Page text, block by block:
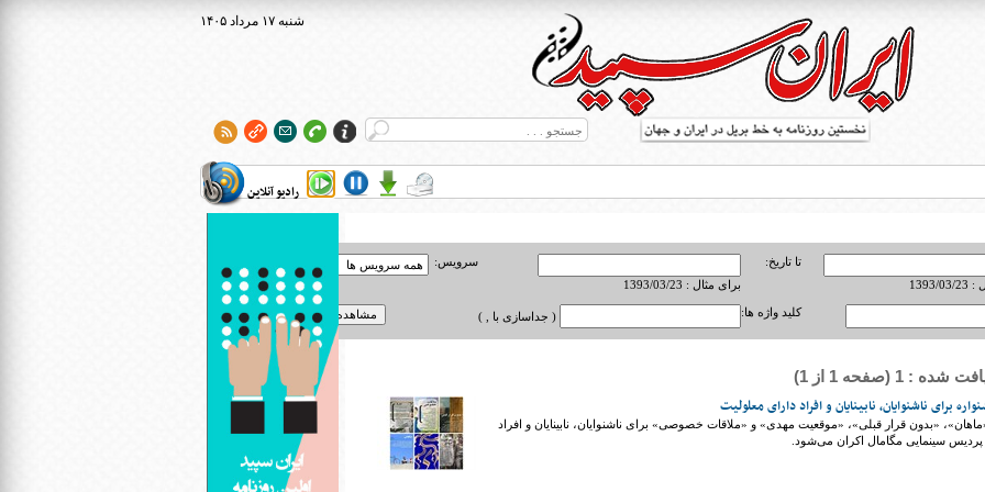
۱۴۰۵ شنبه ۱۷ مرداد
رادیو آنلاین
بریل در جهان
23
تا تاریخ:
برای مثال : 1393/03/23
سرویس:
کلید واژه ها: ( جداسازی با , )
: 1 (صفحه 1 از 1)
برای ناشنوایان، نابینایان و افراد دارای معلولیت
«بدون قرار قبلی»، «موقعیت مهدی» و «ملاقات خصوصی» برای ناشنوایان، نابینایان و افراد
پردیس سینمایی مگامال اکران می‌شود.